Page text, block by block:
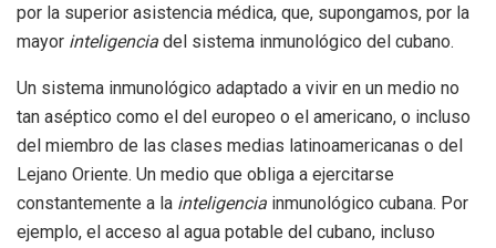
por la superior asistencia médica, que, supongamos, por la
mayor inteligencia del sistema inmunológico del cubano.
Un sistema inmunológico adaptado a vivir en un medio no
tan aséptico como el del europeo o el americano, o incluso
del miembro de las clases medias latinoamericanas o del
Lejano Oriente. Un medio que obliga a ejercitarse
constantemente a la inteligencia inmunológico cubana. Por
ejemplo, el acceso al agua potable del cubano, incluso